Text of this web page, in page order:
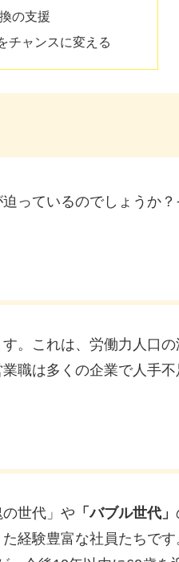
の支援
チャンスに変える
っているのでしょうか
。これは、労働力人口
職は多くの企業で人手
世代」や 「バブル世代」
経験豊富な社員たちで